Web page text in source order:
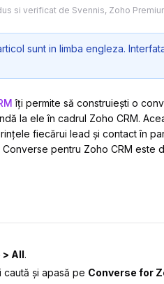
si verificat de Svennis, Zoho
sunt in limba engleza.
îți permite să construiești o
la ele în cadrul Zoho CRM.
fiecărui lead și contact în
pentru Zoho CRM este
All.
caută și apasă pe Converse for